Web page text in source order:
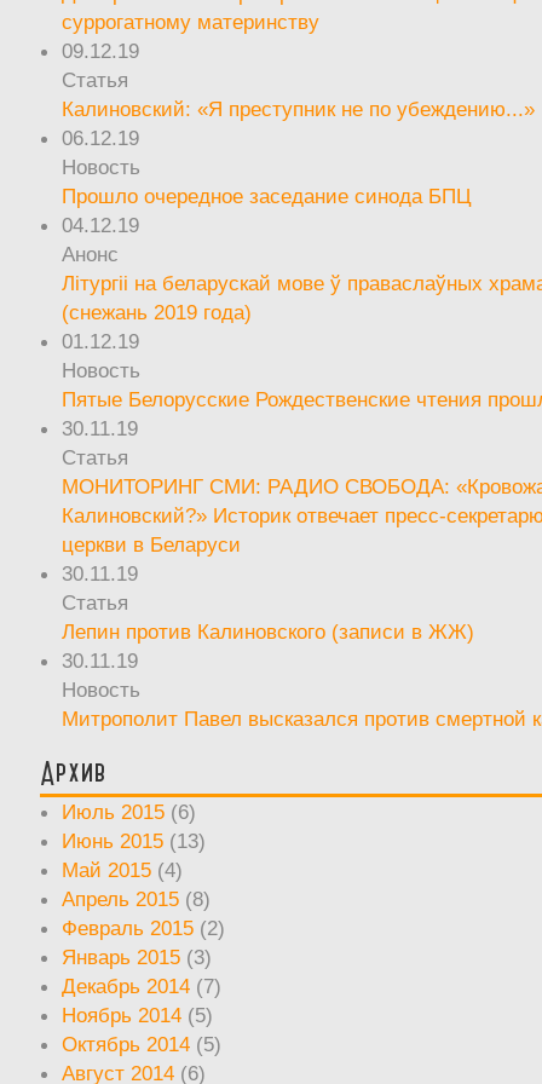
суррогатному материнству
09.12.19
Статья
Калиновский: «Я преступник не по убеждению...»
06.12.19
Новость
Прошло очередное заседание синода БПЦ
04.12.19
Анонс
Літургіі на беларускай мове ў праваслаўных
(снежань 2019 года)
01.12.19
Новость
Пятые Белорусские Рождественские чтения
30.11.19
Статья
МОНИТОРИНГ СМИ: РАДИО СВОБОДА:
Калиновский?» Историк отвечает пресс-
церкви в Беларуси
30.11.19
Статья
Лепин против Калиновского (записи в ЖЖ)
30.11.19
Новость
Митрополит Павел высказался против смертной
Архив
Июль 2015 (6)
Июнь 2015 (13)
Май 2015 (4)
Апрель 2015 (8)
Февраль 2015 (2)
Январь 2015 (3)
Декабрь 2014 (7)
Ноябрь 2014 (5)
Октябрь 2014 (5)
Август 2014 (6)